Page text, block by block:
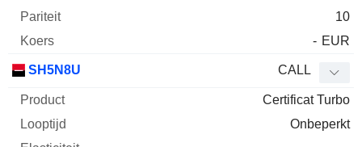
10
- EUR
SH5N8U CALL
Certificat Turbo
Onbeperkt